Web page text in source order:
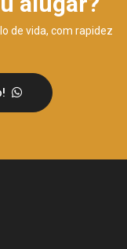
de vida, com rapidez